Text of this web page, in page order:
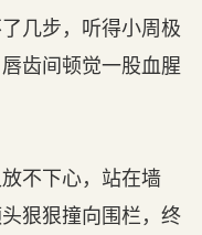
几步，听得小周极
齿间顿觉一股血腥
不下心，站在墙
狠狠撞向围栏，终